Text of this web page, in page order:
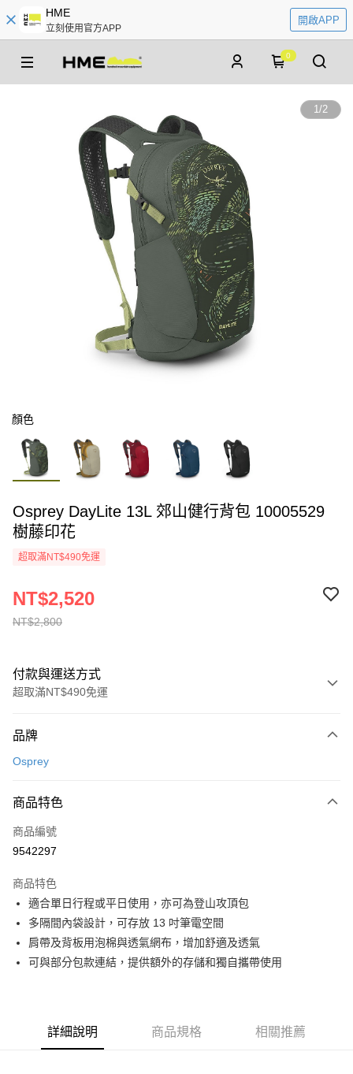
HME
立刻使用官方APP
開啟APP
0
1/2
顏色
Osprey DayLite 13L 郊山健行背包 10005529
樹藤印花
超取滿NT$490免運
NT$2,800
NT$2,520
付款與運送方式
超取滿NT$490免運
信用卡一次付款
3 期 0 利率 每期
合作金庫商業銀行
上海商業儲蓄銀行
臺灣中小企業銀行
匯豐（台灣）商業銀行
華泰商業銀行
聯邦商業銀行
遠東國際商業銀行
元大商業銀行
永豐商業銀行
玉山商業銀行
星展（台灣）商業銀行
超商取貨付款
LINE Pay
Apple Pay
ATM付款
運送方式
付款後全家取貨
每筆NT$60，滿NT$490(含以上)免運費
品牌
Osprey
商品特色
商品編號
9542297
商品特色
適合單日行程或平日使用，亦可為登山攻頂包
多隔間內袋設計，可存放 13 吋筆電空間
肩帶及背板用泡棉與透氣網布，增加舒適及透氣
可與部分包款連結，提供額外的存儲和獨自攜帶使用
詳細說明 商品規格 相關推薦